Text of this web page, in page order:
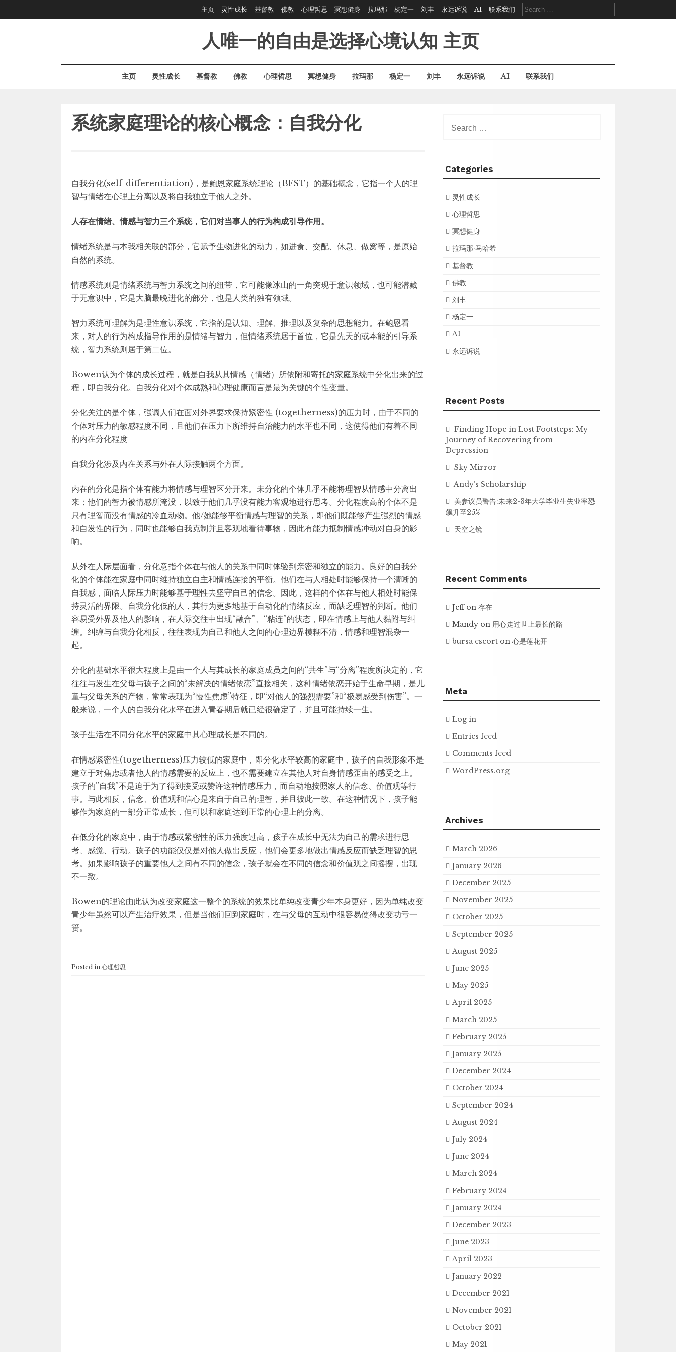
to
主页 灵性成长 基督教 佛教 心理哲思 冥想健身 拉玛那 杨定一 刘丰 永远诉说 AI 联系我们
Search
for:
人唯一的自由是选择心境认知 主页
主页 灵性成长 基督教 佛教 心理哲思 冥想健身 拉玛那 杨定一 刘丰 永远诉说 AI 联系我们
系统家庭理论的核心概念：自我分化
自我分化(self-differentiation)，是鲍恩家庭系统理论（BFST）的基础概念，它指一个人的理
智与情绪在心理上分离以及将自我独立于他人之外。
人存在情绪、情感与智力三个系统，它们对当事人的行为构成引导作用。
情绪系统是与本我相关联的部分，它赋予生物进化的动力，如进食、交配、休息、做窝等，是原始
自然的系统。
情感系统则是情绪系统与智力系统之间的纽带，它可能像冰山的一角突现于意识领域，也可能潜藏
于无意识中，它是大脑最晚进化的部分，也是人类的独有领域。
智力系统可理解为是理性意识系统，它指的是认知、理解、推理以及复杂的思想能力。在鲍恩看
来，对人的行为构成指导作用的是情绪与智力，但情绪系统居于首位，它是先天的或本能的引导系
统，智力系统则居于第二位。
Bowen认为个体的成长过程，就是自我从其情感（情绪）所依附和寄托的家庭系统中分化出来的过
程，即自我分化。自我分化对个体成熟和心理健康而言是最为关键的个性变量。
分化关注的是个体，强调人们在面对外界要求保持紧密性 (togetherness)的压力时，由于不同的
个体对压力的敏感程度不同，且他们在压力下所维持自治能力的水平也不同，这使得他们有着不同
的内在分化程度
自我分化涉及内在关系与外在人际接触两个方面。
内在的分化是指个体有能力将情感与理智区分开来。未分化的个体几乎不能将理智从情感中分离出
来；他们的智力被情感所淹没，以致于他们几乎没有能力客观地进行思考。分化程度高的个体不是
只有理智而没有情感的冷血动物。他/她能够平衡情感与理智的关系，即他们既能够产生强烈的情感
和自发性的行为，同时也能够自我克制并且客观地看待事物，因此有能力抵制情感冲动对自身的影
响。
从外在人际层面看，分化意指个体在与他人的关系中同时体验到亲密和独立的能力。良好的自我分
化的个体能在家庭中同时维持独立自主和情感连接的平衡。他们在与人相处时能够保持一个清晰的
自我感，面临人际压力时能够基于理性去坚守自己的信念。因此，这样的个体在与他人相处时能保
持灵活的界限。自我分化低的人，其行为更多地基于自动化的情绪反应，而缺乏理智的判断。他们
容易受外界及他人的影响，在人际交往中出现“融合”、“粘连”的状态，即在情感上与他人黏附与纠
缠。纠缠与自我分化相反，往往表现为自己和他人之间的心理边界模糊不清，情感和理智混杂一
起。
分化的基础水平很大程度上是由一个人与其成长的家庭成员之间的“共生”与“分离”程度所决定的，它
往往与发生在父母与孩子之间的“未解决的情绪依恋”直接相关，这种情绪依恋开始于生命早期，是儿
童与父母关系的产物，常常表现为“慢性焦虑”特征，即“对他人的强烈需要”和“极易感受到伤害”。一
般来说，一个人的自我分化水平在进入青春期后就已经很确定了，并且可能持续一生。
孩子生活在不同分化水平的家庭中其心理成长是不同的。
在情感紧密性(togetherness)压力较低的家庭中，即分化水平较高的家庭中，孩子的自我形象不是
建立于对焦虑或者他人的情感需要的反应上，也不需要建立在其他人对自身情感歪曲的感受之上。
孩子的”自我”不是迫于为了得到接受或赞许这种情感压力，而自动地按照家人的信念、价值观等行
事。与此相反，信念、价值观和信心是来自于自己的理智，并且彼此一致。在这种情况下，孩子能
够作为家庭的一部分正常成长，但可以和家庭达到正常的心理上的分离。
在低分化的家庭中，由于情感或紧密性的压力强度过高，孩子在成长中无法为自己的需求进行思
考、感觉、行动。孩子的功能仅仅是对他人做出反应，他们会更多地做出情感反应而缺乏理智的思
考。如果影响孩子的重要他人之间有不同的信念，孩子就会在不同的信念和价值观之间摇摆，出现
不一致。
Bowen的理论由此认为改变家庭这一整个的系统的效果比单纯改变青少年本身更好，因为单纯改变
青少年虽然可以产生治疗效果，但是当他们回到家庭时，在与父母的互动中很容易使得改变功亏一
篑。
Posted in 心理哲思
for:
Categories
灵性成长
心理哲思
冥想健身
拉玛那·马哈希
基督教
佛教
刘丰
杨定一
AI
永远诉说
Recent Posts
Finding Hope in Lost Footsteps: My
Journey of Recovering from
Depression
Sky Mirror
Andy’s Scholarship
美参议员警告:未来2-3年大学毕业生失业率恐
飙升至25%
天空之镜
Recent Comments
Jeffon存在
Mandy on 用心走过世上最长的路
bursa escort on心是莲花开
Meta
Log in
Entries feed
Comments feed
WordPress.org
Archives
March 2026
January 2026
December 2025
November 2025
October 2025
September 2025
August 2025
June 2025
May 2025
April 2025
March 2025
February 2025
January 2025
December 2024
October 2024
September 2024
August 2024
July 2024
June 2024
March 2024
February 2024
January 2024
December 2023
June 2023
April 2023
January 2022
December 2021
November 2021
October 2021
May 2021